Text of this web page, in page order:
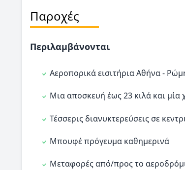
Παροχές
Περιλαμβάνονται
Αεροπορικά εισιτήρια Αθήνα -
Μια αποσκευή έως 23 κιλά και μία
Τέσσερις διανυκτερεύσεις σε
Μπουφέ πρόγευμα καθημερινά
Μεταφορές από/προς το